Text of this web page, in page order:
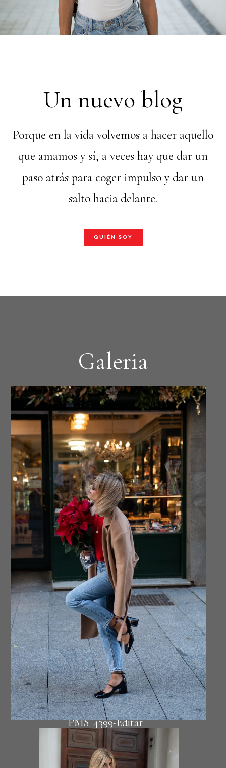
Un nuevo blog
Porque en la vida volvemos a hacer aquello
que amamos y sí, a veces hay que dar un
paso atrás para coger impulso y dar un
salto hacia delante.
QUIÉN SOY
Galeria
Suiza5
PMS_4067-Editar-Editar
Sir4
Sirmione 8
Sirmiome
Dolo3
H (1)
Dolo7
PMS_7174-Editar-Editar-2
Dolo2
PMS_5460-Editar-2-2
PMS_6103-Editar
Split 2
Dolo5
Dolo1
PMS_3806-Editar-2
PMS_5858-Editar-Editar-Editar
PMS_4399-Editar
Vriacia5
PMS_4988-Editar-2